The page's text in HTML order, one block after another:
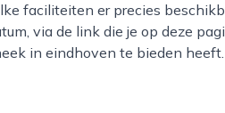
faciliteiten er precies
via de link die je op deze
in eindhoven te bieden heeft.